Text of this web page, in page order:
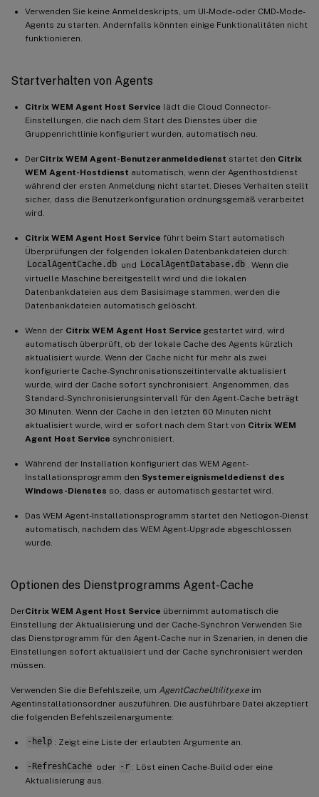
Verwenden Sie keine Anmeldeskripts, um UI-Mode- oder CMD-Mode-
Agents zu starten. Andernfalls könnten einige Funktionalitäten nicht
funktionieren.
Startverhalten von Agents
Citrix WEM Agent Host Service lädt die Cloud Connector-
Einstellungen, die nach dem Start des Dienstes über die
Gruppenrichtlinie konfiguriert wurden, automatisch neu.
DerCitrix WEM Agent-Benutzeranmeldedienst startet den Citrix
WEM Agent-Hostdienst automatisch, wenn der Agenthostdienst
während der ersten Anmeldung nicht startet. Dieses Verhalten stellt
sicher, dass die Benutzerkonfiguration ordnungsgemäß verarbeitet
wird.
Citrix WEM Agent Host Service führt beim Start automatisch
Überprüfungen der folgenden lokalen Datenbankdateien durch:
LocalAgentCache.db und LocalAgentDatabase.db
. Wenn die
virtuelle Maschine bereitgestellt wird und die lokalen
Datenbankdateien aus dem Basisimage stammen, werden die
Datenbankdateien automatisch gelöscht.
Wenn der Citrix WEM Agent Host Service gestartet wird, wird
automatisch überprüft, ob der lokale Cache des Agents kürzlich
aktualisiert wurde. Wenn der Cache nicht für mehr als zwei
konfigurierte Cache-Synchronisationszeitintervalle aktualisiert
wurde, wird der Cache sofort synchronisiert. Angenommen, das
Standard-Synchronisierungsintervall für den Agent-Cache beträgt
30 Minuten. Wenn der Cache in den letzten 60 Minuten nicht
aktualisiert wurde, wird er sofort nach dem Start von Citrix WEM
Agent Host Service synchronisiert.
Während der Installation konfiguriert das WEM Agent-
Installationsprogramm den Systemereignismeldedienst des
Windows-Dienstes so, dass er automatisch gestartet wird.
Das WEM Agent-Installationsprogramm startet den Netlogon-Dienst
automatisch, nachdem das WEM Agent-Upgrade abgeschlossen
wurde.
Optionen des Dienstprogramms Agent-Cache
DerCitrix WEM Agent Host Service übernimmt automatisch die
Einstellung der Aktualisierung und der Cache-Synchron Verwenden Sie
das Dienstprogramm für den Agent-Cache nur in Szenarien, in denen die
Einstellungen sofort aktualisiert und der Cache synchronisiert werden
müssen.
Verwenden Sie die Befehlszeile, um AgentCacheUtility.exe im
Agentinstallationsordner auszuführen. Die ausführbare Datei akzeptiert
die folgenden Befehlszeilenargumente:
-help : Zeigt eine Liste der erlaubten Argumente an.
-RefreshCache oder -r : Löst einen Cache-Build oder eine
Aktualisierung aus.